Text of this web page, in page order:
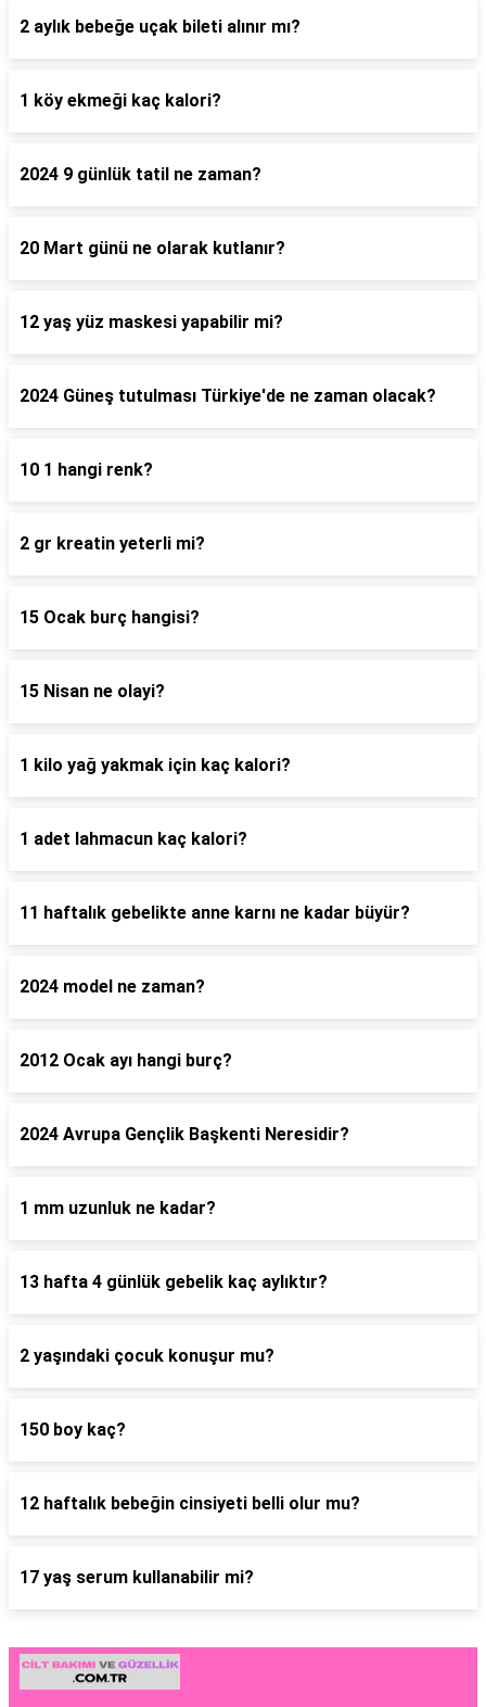
2 aylık bebeğe uçak bileti alınır mı?
1 köy ekmeği kaç kalori?
2024 9 günlük tatil ne zaman?
20 Mart günü ne olarak kutlanır?
12 yaş yüz maskesi yapabilir mi?
2024 Güneş tutulması Türkiye'de ne zaman olacak?
10 1 hangi renk?
2 gr kreatin yeterli mi?
15 Ocak burç hangisi?
15 Nisan ne olayi?
1 kilo yağ yakmak için kaç kalori?
1 adet lahmacun kaç kalori?
11 haftalık gebelikte anne karnı ne kadar büyür?
2024 model ne zaman?
2012 Ocak ayı hangi burç?
2024 Avrupa Gençlik Başkenti Neresidir?
1 mm uzunluk ne kadar?
13 hafta 4 günlük gebelik kaç aylıktır?
2 yaşındaki çocuk konuşur mu?
150 boy kaç?
12 haftalık bebeğin cinsiyeti belli olur mu?
17 yaş serum kullanabilir mi?